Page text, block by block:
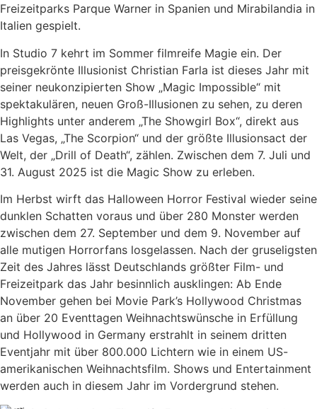
Freizeitparks Parque Warner in Spanien und Mirabilandia in
Italien gespielt.
In Studio 7 kehrt im Sommer filmreife Magie ein. Der
preisgekrönte Illusionist Christian Farla ist dieses Jahr mit
seiner neukonzipierten Show „Magic Impossible“ mit
spektakulären, neuen Groß-Illusionen zu sehen, zu deren
Highlights unter anderem „The Showgirl Box“, direkt aus
Las Vegas, „The Scorpion“ und der größte Illusionsact der
Welt, der „Drill of Death“, zählen. Zwischen dem 7. Juli und
31. August 2025 ist die Magic Show zu erleben.
Im Herbst wirft das Halloween Horror Festival wieder seine
dunklen Schatten voraus und über 280 Monster werden
zwischen dem 27. September und dem 9. November auf
alle mutigen Horrorfans losgelassen. Nach der gruseligsten
Zeit des Jahres lässt Deutschlands größter Film- und
Freizeitpark das Jahr besinnlich ausklingen: Ab Ende
November gehen bei Movie Park’s Hollywood Christmas
an über 20 Eventtagen Weihnachtswünsche in Erfüllung
und Hollywood in Germany erstrahlt in seinem dritten
Eventjahr mit über 800.000 Lichtern wie in einem US-
amerikanischen Weihnachtsfilm. Shows und Entertainment
werden auch in diesem Jahr im Vordergrund stehen.